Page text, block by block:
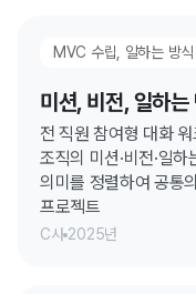
미션, 비전, 일하
전 직원 참여형 대화
조직의 미션·비전·일
의미를 정렬하여 공통
프로젝트
C사 2025년